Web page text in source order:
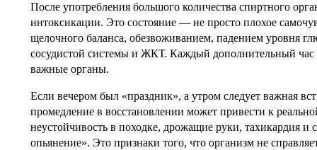
После употребления большого количества спиртного
интоксикации. Это состояние — не просто плохое
щелочного баланса, обезвоживанием, падением уровня
сосудистой системы и ЖКТ. Каждый дополнительный час
важные органы.
Если вечером был «праздник», а утром следует важная
промедление в восстановлении может привести к
неустойчивость в походке, дрожащие руки, тахикардия и
опьянение». Это признаки того, что организм не